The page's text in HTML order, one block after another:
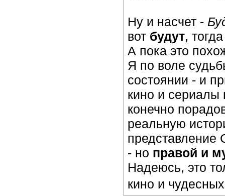
Ну и насчет -
вот будут,
А пока это
Я по воле
состоянии - и
кино и сериалы
конечно
реальную
представление
- но правой и
Надеюсь, это
кино и